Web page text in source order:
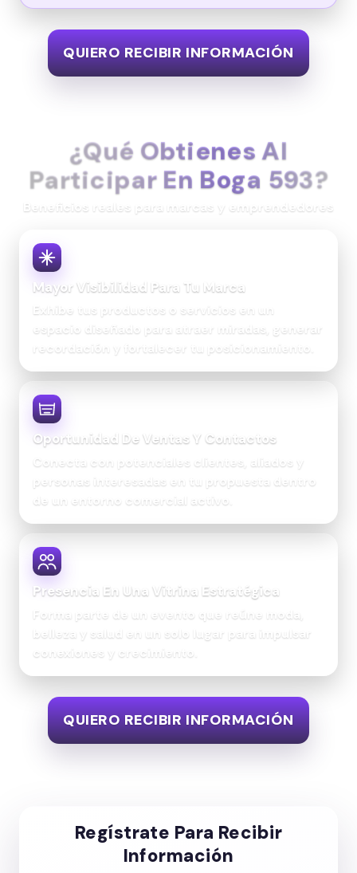
QUIERO RECIBIR INFORMACIÓN
¿Qué Obtienes Al
Participar En Boga 593?
Beneficios reales para marcas y emprendedores
Mayor Visibilidad Para Tu Marca
Exhibe tus productos o servicios en un
espacio diseñado para atraer miradas, generar
recordación y fortalecer tu posicionamiento.
Oportunidad De Ventas Y Contactos
Conecta con potenciales clientes, aliados y
personas interesadas en tu propuesta dentro
de un entorno comercial activo.
Presencia En Una Vitrina Estratégica
Forma parte de un evento que reúne moda,
belleza y salud en un solo lugar para impulsar
conexiones y crecimiento.
QUIERO RECIBIR INFORMACIÓN
Regístrate Para Recibir
Información